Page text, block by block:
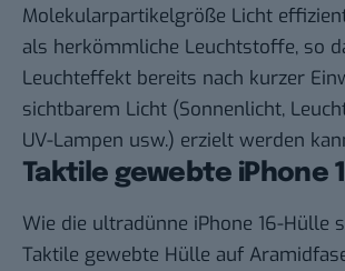
Molekularpartikelgröße Licht
als herkömmliche Leuchtstoffe, so
Leuchteffekt bereits nach kurzer
sichtbarem Licht (Sonnenlicht,
UV-Lampen usw.) erzielt werden
Taktile gewebte iPhone
Wie die ultradünne iPhone 16-Hülle
Taktile gewebte Hülle auf